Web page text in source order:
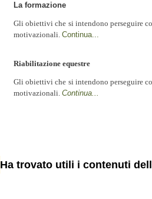
La formazione
Gli obiettivi che si intendono perseguire
motivazionali. Continua...
Riabilitazione equestre
Gli obiettivi che si intendono perseguire
motivazionali. Continua...
Ha trovato utili i contenuti